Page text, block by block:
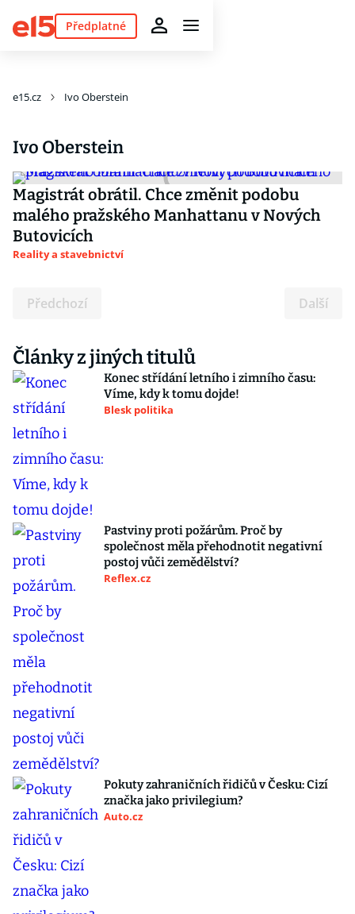
Předplatné
e15.cz Ivo Oberstein
Ivo Oberstein
Magistrát obrátil. Chce změnit podobu
malého pražského Manhattanu v Nových
Butovicích
Reality a stavebnictví
Předchozí Další
Články z jiných titulů
Konec střídání letního i zimního času:
Víme, kdy k tomu dojde!
Blesk politika
Pastviny proti požárům. Proč by
společnost měla přehodnotit negativní
postoj vůči zemědělství?
Reflex.cz
Pokuty zahraničních řidičů v Česku: Cizí
značka jako privilegium?
Auto.cz